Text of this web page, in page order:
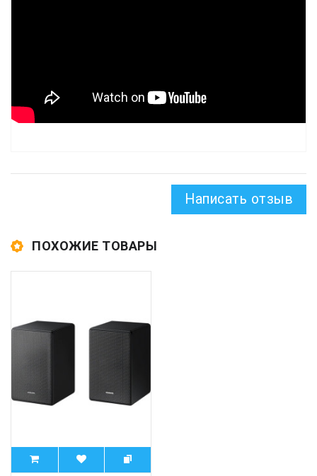
Написать отзыв
ПОХОЖИЕ ТОВАРЫ